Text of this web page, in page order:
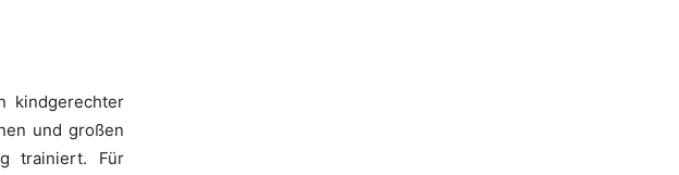
kindgerechter
und großen
trainiert. Für